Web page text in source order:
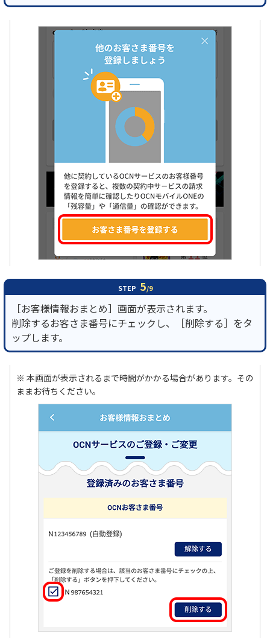
STEP 5/9
［お客様情報おまとめ］画面が表示されます。
削除するお客さま番号にチェックし、［削除する］をタ
ップします。
※ 本画面が表示されるまで時間がかかる場合があります。その
ままお待ちください。